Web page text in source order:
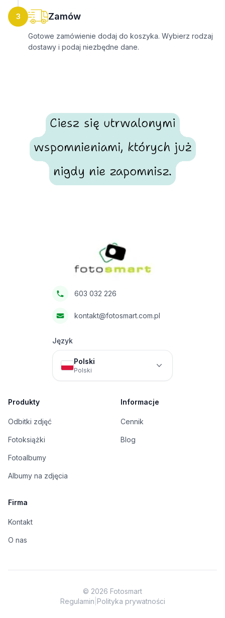
3 Zamów
Gotowe zamówienie dodaj do koszyka. Wybierz rodzaj
dostawy i podaj niezbędne dane.
Ciesz się utrwalonymi
wspomnieniami, których już
nigdy nie zapomnisz.
603 032 226
kontakt@fotosmart.com.pl
Język
Polski
Polski
Produkty
Odbitki zdjęć
Fotoksiążki
Fotoalbumy
Albumy na zdjęcia
Informacje
Cennik
Blog
Firma
Kontakt
O nas
© 2026 Fotosmart
Regulamin Polityka prywatności